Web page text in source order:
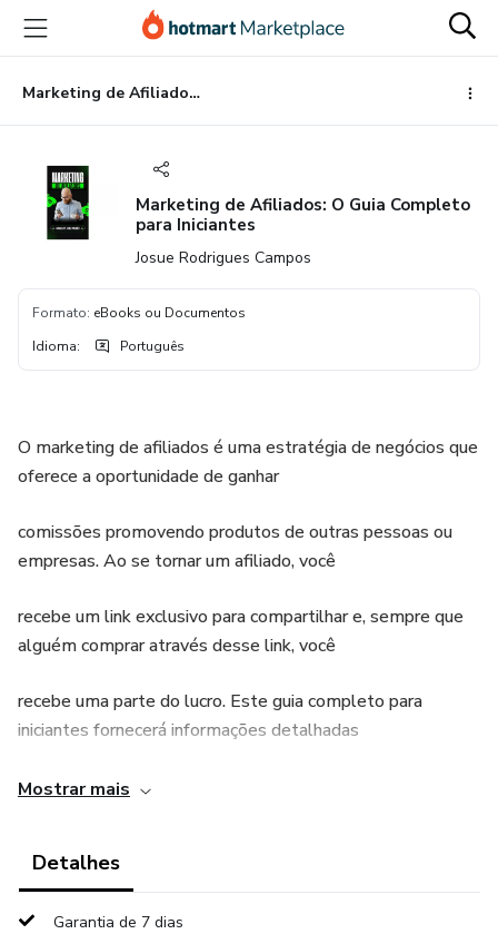
para
conteúdo
principal
para
pagamento
para
rodapé
Marketing de Afiliados: O Guia Completo para Iniciantes
Marketing de Afiliados: O Guia Completo
para Iniciantes
Josue Rodrigues Campos
Formato: eBooks ou Documentos
Idioma: Português
O marketing de afiliados é uma estratégia de negócios que
oferece a oportunidade de ganhar
comissões promovendo produtos de outras pessoas ou
empresas. Ao se tornar um afiliado, você
recebe um link exclusivo para compartilhar e, sempre que
alguém comprar através desse link, você
recebe uma parte do lucro. Este guia completo para
iniciantes fornecerá informações detalhadas
sobre como funciona o marketing de afiliados, escolher os
de marketing, ferramentas úteis, maximizar ganhos e evitar
armadilhas comuns
Mostrar mais
Detalhes
Garantia de 7 dias